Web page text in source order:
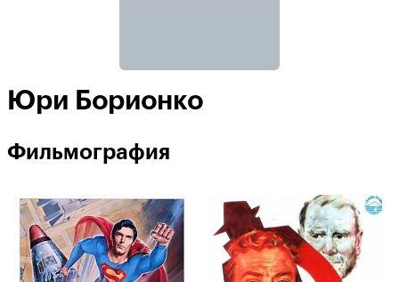
Юри Борионко
Фильмография